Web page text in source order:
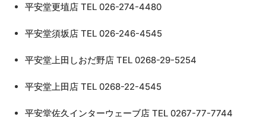
平安堂更埴店 TEL 026-274-4480
平安堂須坂店 TEL 026-246-4545
平安堂上田しおだ野店 TEL 0268-29-5254
平安堂上田店 TEL 0268-22-4545
平安堂佐久インターウェーブ店 TEL 0267-77-7744